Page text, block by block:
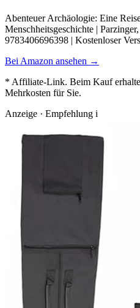
Abenteuer Archäologie: Eine
Menschheitsgeschichte |
9783406696398 | Kostenloser
Bei Amazon ansehen →
* Affiliate-Link. Beim Kauf
Mehrkosten für Sie.
Anzeige · Empfehlung i